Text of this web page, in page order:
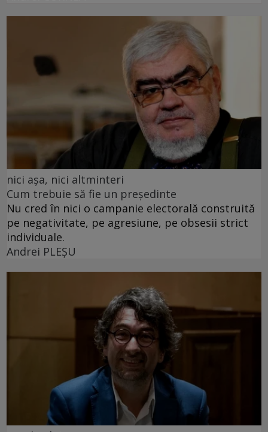
nici așa, nici altminteri
Cum trebuie să fie un președinte
Nu cred în nici o campanie electorală construită
pe negativitate, pe agresiune, pe obsesii strict
individuale.
Andrei PLEŞU